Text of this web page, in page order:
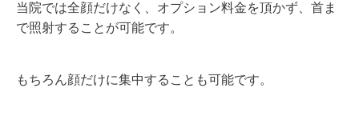
当院では全顔だけなく、オプション料金を頂かず、首ま
で照射することが可能です。
もちろん顔だけに集中することも可能です。